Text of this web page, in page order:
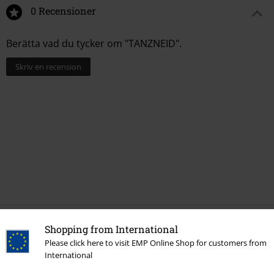
Shopping from International
Please click here to visit EMP Online Shop for customers from
International
0 Recensioner
Berätta vad du tycker om "TANZNEID".
Skriv en recension
More categories. More options.
Rea % Media Vinyl